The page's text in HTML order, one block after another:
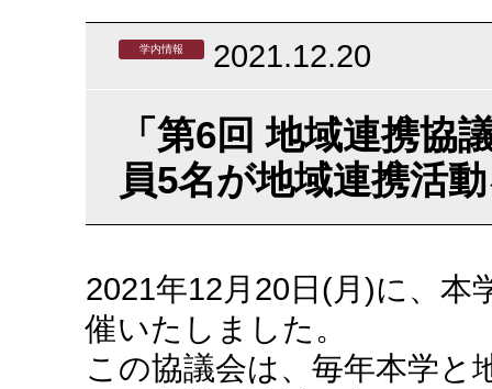
学内情報 2021.12.20
「第6回 地域連携協
員5名が地域連携活
2021年12月20日(月)に、
催いたしました。
この協議会は、毎年本学と